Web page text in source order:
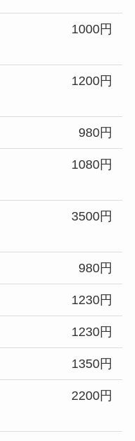
1000円
1200円
980円
1080円
3500円
980円
1230円
1230円
1350円
2200円